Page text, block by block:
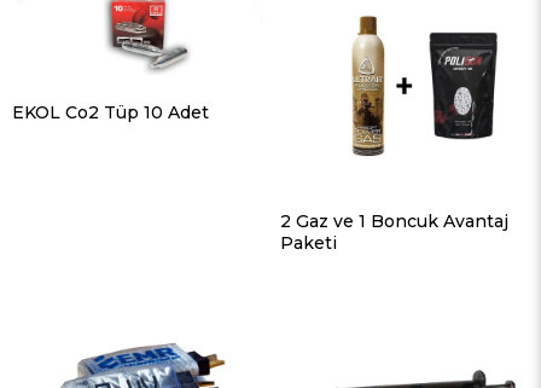
EKOL Co2 Tüp 10 Adet
2 Gaz ve 1 Boncuk Avantaj
Paketi